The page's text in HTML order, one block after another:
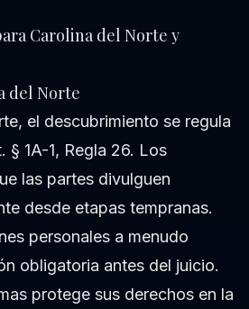
Carolina del Norte y
del Norte
el descubrimiento se regula
§ 1A-1, Regla 26. Los
las partes divulguen
desde etapas tempranas.
personales a menudo
obligatoria antes del juicio.
protege sus derechos en la